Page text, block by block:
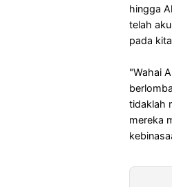
hingga
telah
pada
"Wahai
tidaklah
mereka